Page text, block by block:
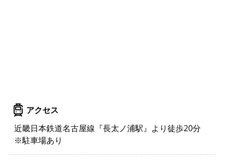
アクセス
近畿日本鉄道名古屋線『長太ノ浦駅』より徒歩20分
※駐車場あり